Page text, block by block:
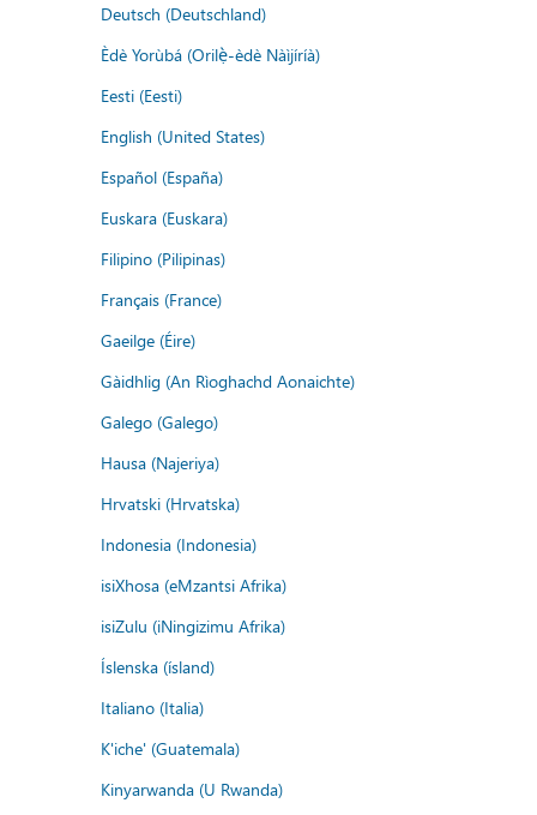
Deutsch (Deutschland)
Èdè Yorùbá (Orilẹ̀-èdè Nàìjíríà)
Eesti (Eesti)
English (United States)
Español (España)
Euskara (Euskara)
Filipino (Pilipinas)
Français (France)
Gaeilge (Éire)
Gàidhlig (An Rìoghachd Aonaichte)
Galego (Galego)
Hausa (Najeriya)
Hrvatski (Hrvatska)
Indonesia (Indonesia)
isiXhosa (eMzantsi Afrika)
isiZulu (iNingizimu Afrika)
Íslenska (ísland)
Italiano (Italia)
K'iche' (Guatemala)
Kinyarwanda (U Rwanda)